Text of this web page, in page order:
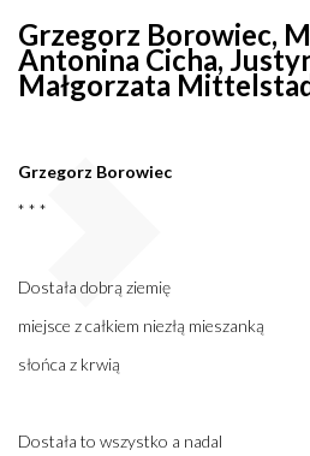
Grzegorz Borowiec,
Antonina Cicha,
Małgorzata
Grzegorz Borowiec
* * *
Dostała dobrą ziemię
miejsce z całkiem niezłą mieszanką
słońca z krwią
Dostała to wszystko a nadal